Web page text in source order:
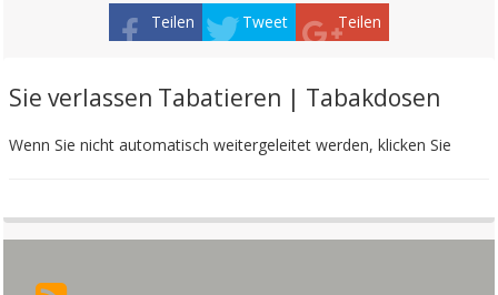
Teilen Tweet Teilen
Sie verlassen Tabatieren | Tabakdosen
Wenn Sie nicht automatisch weitergeleitet werden, klicken Sie